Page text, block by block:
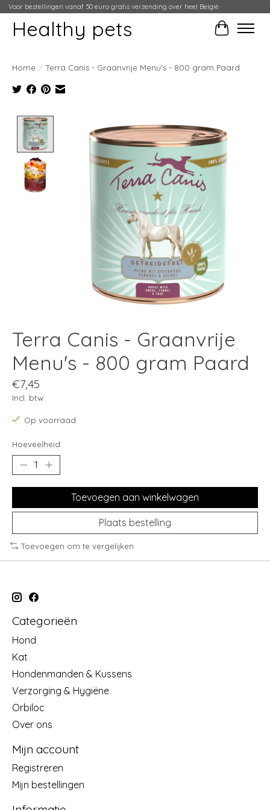
Voor bestellingen vanaf 50 euro gratis verzending over heel België
Healthy pets
Home / Terra Canis - Graanvrije Menu's - 800 gram Paard
Terra Canis - Graanvrije
Menu's - 800 gram Paard
€7,45
Incl. btw
Op voorraad
Hoeveelheid:
Toevoegen aan winkelwagen
Plaats bestelling
Toevoegen om te vergelijken
Categorieën
Hond
Kat
Hondenmanden & Kussens
Verzorging & Hygiëne
Orbiloc
Over ons
Mijn account
Registreren
Mijn bestellingen